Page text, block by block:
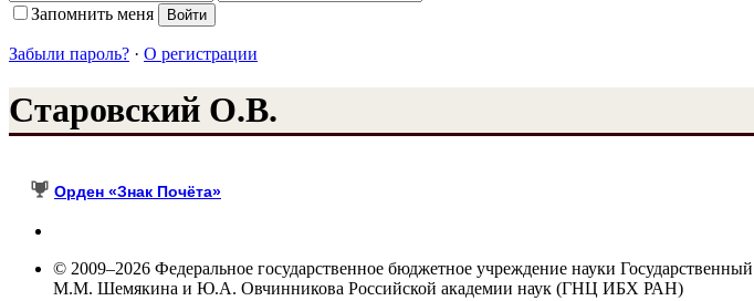
Запомнить меня
Забыли пароль? · О регистрации
Старовский О.В.
Орден «Знак Почёта»
© 2009–2026 Федеральное государственное бюджетное учреждение науки
М.М. Шемякина и Ю.А. Овчинникова Российской академии наук (ГНЦ ИБХ РАН)